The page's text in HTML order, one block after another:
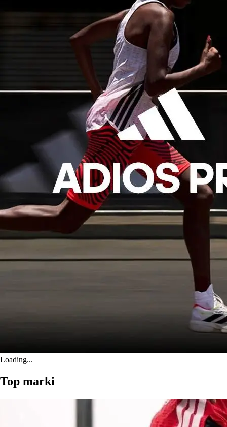
Loading...
Top marki